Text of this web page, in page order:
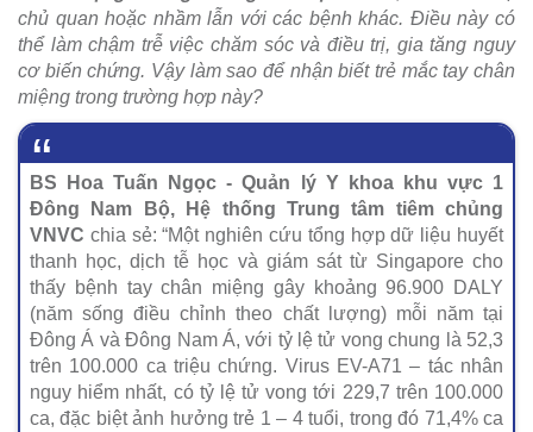
chủ quan hoặc nhầm lẫn với các bệnh khác. Điều này có
thể làm chậm trễ việc chăm sóc và điều trị, gia tăng nguy
cơ biến chứng. Vậy làm sao để nhận biết trẻ mắc tay chân
miệng trong trường hợp này?
BS Hoa Tuấn Ngọc - Quản lý Y khoa khu vực 1
Đông Nam Bộ, Hệ thống Trung tâm tiêm chủng
VNVC chia sẻ: “Một nghiên cứu tổng hợp dữ liệu huyết
thanh học, dịch tễ học và giám sát từ Singapore cho
thấy bệnh tay chân miệng gây khoảng 96.900 DALY
(năm sống điều chỉnh theo chất lượng) mỗi năm tại
Đông Á và Đông Nam Á, với tỷ lệ tử vong chung là 52,3
trên 100.000 ca triệu chứng. Virus EV-A71 – tác nhân
nguy hiểm nhất, có tỷ lệ tử vong tới 229,7 trên 100.000
ca, đặc biệt ảnh hưởng trẻ 1 – 4 tuổi, trong đó 71,4% ca